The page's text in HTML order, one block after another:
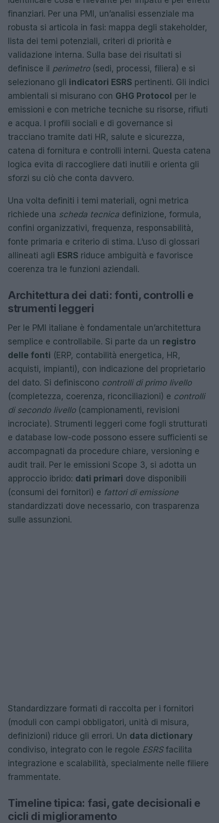
finanziari. Per una PMI, un’analisi essenziale ma
robusta si articola in fasi: mappa degli stakeholder,
lista dei temi potenziali, criteri di priorità e
validazione interna. Sulla base dei risultati si
definisce il perimetro(sedi, processi, filiera) e si
selezionano gli indicatori ESRS pertinenti. Gli indici
ambientali si misurano con GHG Protocol per le
emissioni e con metriche tecniche su risorse, rifiuti
e acqua. I profili sociali e di governance si
tracciano tramite dati HR, salute e sicurezza,
catena di fornitura e controlli interni. Questa catena
logica evita di raccogliere dati inutili e orienta gli
sforzi su ciò che conta davvero.
Una volta definiti i temi materiali, ogni metrica
richiede una scheda tecnica definizione, formula,
confini organizzativi, frequenza, responsabilità,
fonte primaria e criterio di stima. L’uso di glossari
allineati agli ESRS riduce ambiguità e favorisce
coerenza tra le funzioni aziendali.
Architettura dei dati: fonti, controlli e
strumenti leggeri
Per le PMI italiane è fondamentale un’architettura
semplice e controllabile. Si parte da un registro
delle fonti (ERP, contabilità energetica, HR,
acquisti, impianti), con indicazione del proprietario
del dato. Si definiscono controlli di primo livello
(completezza, coerenza, riconciliazioni) e controlli
di secondo livello(campionamenti, revisioni
incrociate). Strumenti leggeri come fogli strutturati
e database low-code possono essere sufficienti se
accompagnati da procedure chiare, versioning e
audit trail. Per le emissioni Scope 3, si adotta un
approccio ibrido: dati primari dove disponibili
(consumi dei fornitori) e fattori di emissione
standardizzati dove necessario, con trasparenza
sulle assunzioni.
Standardizzare formati di raccolta per i fornitori
(moduli con campi obbligatori, unità di misura,
definizioni) riduce gli errori. Un data dictionary
condiviso, integrato con le regole ESRSfacilita
integrazione e scalabilità, specialmente nelle filiere
frammentate.
Timeline tipica: fasi, gate decisionali e
cicli di miglioramento